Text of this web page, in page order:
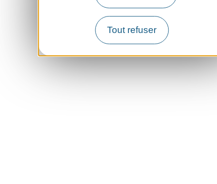
Tout refuser